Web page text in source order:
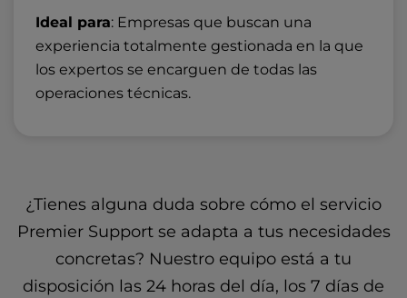
Ideal para: Empresas que buscan una
experiencia totalmente gestionada en la que
los expertos se encarguen de todas las
operaciones técnicas.
¿Tienes alguna duda sobre cómo el servicio
Premier Support se adapta a tus necesidades
concretas? Nuestro equipo está a tu
disposición las 24 horas del día, los 7 días de